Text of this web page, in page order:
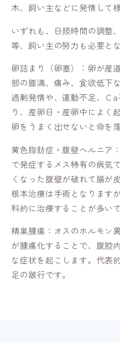
木、飼い主などに発情して
いずれも、日照時間の調整
等、飼い主の努力も必要と
卵詰まり（卵塞）：卵が産
部の膨満、痛み、食欲低下
過剰発情や、運動不足、Ｃ
り、産卵日・産卵中によく
卵をうまく出せないと命を
黄色脂肪症・腹壁ヘルニア
で発症するメス特有の病気
くなった腹壁が破れて腸が
根本治療は手術となります
科的に治療することが多いで
精巣腫瘍：オスのホルモン
が腫瘍化することで、腹腔
な症状を起こします。代表
足の跛行です。